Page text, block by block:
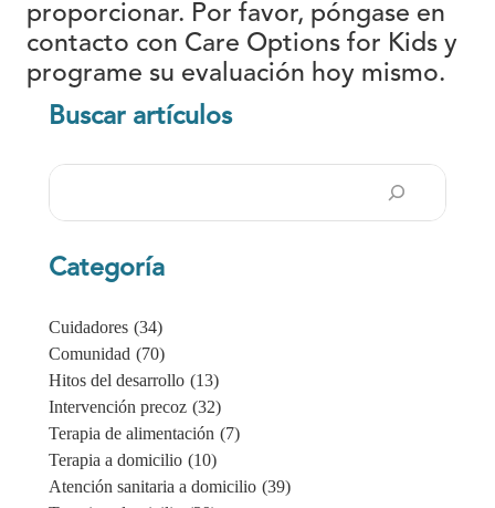
proporcionar. Por favor, póngase en
contacto con Care Options for Kids y
programe su evaluación hoy mismo.
Buscar artículos
Buscar
Categoría
Cuidadores (34)
Comunidad (70)
Hitos del desarrollo (13)
Intervención precoz (32)
Terapia de alimentación (7)
Terapia a domicilio (10)
Atención sanitaria a domicilio (39)